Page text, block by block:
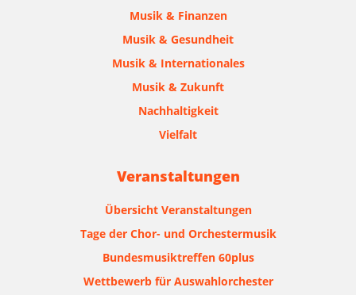
Musik & Finanzen
Musik & Gesundheit
Musik & Internationales
Musik & Zukunft
Nachhaltigkeit
Vielfalt
Veranstaltungen
Übersicht Veranstaltungen
Tage der Chor- und Orchestermusik
Bundesmusiktreffen 60plus
Wettbewerb für Auswahlorchester